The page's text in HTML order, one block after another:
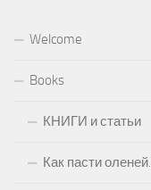
Welcome
Books
КНИГИ и статьи
Как пасти